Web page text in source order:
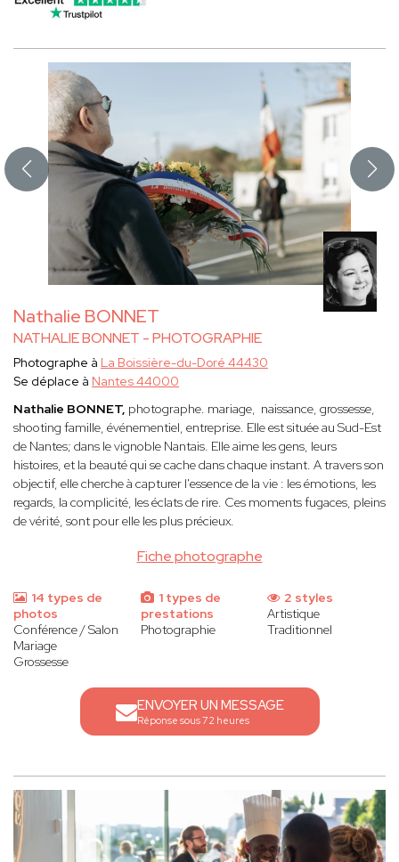
Nathalie BONNET
NATHALIE BONNET - PHOTOGRAPHIE
Fiche photographe
Photographe à La Boissière-du-Doré 44430
Se déplace à Nantes 44000
Nathalie BONNET, photographe. mariage, naissance, grossesse,
shooting famille, événementiel, entreprise. Elle est située au Sud-Est
de Nantes; dans le vignoble Nantais. Elleaime les gens, leurs
histoires, et la beauté qui se cache dans chaque instant. A travers son
objectif, elle cherche à capturer l'essence de la vie : les émotions, les
regards, la complicité, les éclats de rire. Ces moments fugaces, pleins
de vérité, sont pour elle les plus précieux.
14 types de
photos
Conférence / Salon
Mariage
Grossesse
1 types de
prestations
Photographie
2 styles
Artistique
Traditionnel
ENVOYER UN MESSAGE
Réponse sous 72 heures